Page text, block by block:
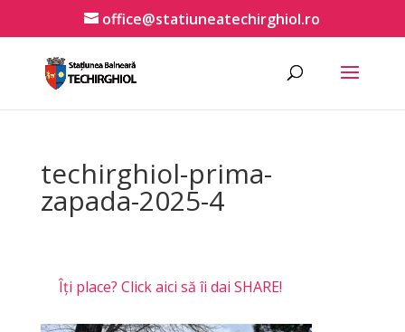
office@statiuneatechirghiol.ro
techirghiol-prima-
zapada-2025-4
Îți place? Click aici să îi dai SHARE!